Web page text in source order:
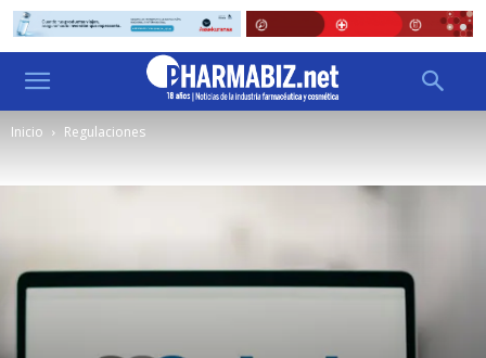
Inicio Regulaciones